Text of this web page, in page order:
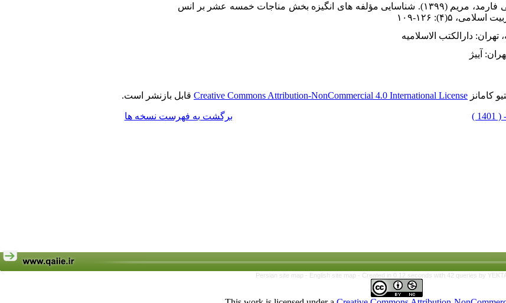
۱۴. مبشری، محمدتقی؛ صفری، محمود و ملکی فارمد، مریم (۱۳۹۹). شناسایی مؤلفه های انگیزه بخش مناجات خمسه عشر بر انس
۵(۴): ۱۲۶-۱۰۹
کامانز Creative Commons Attribution-NonCommercial 4.0 International License قابل بازنشر است.
برگشت به فهرست نسخه ها
Persian site map - English site map - Created in 0.12 seconds with 42 queries by